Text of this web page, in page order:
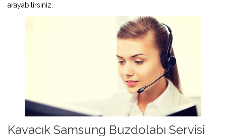
arayabilirsiniz.
Kavacık Samsung Buzdolabı Servisi